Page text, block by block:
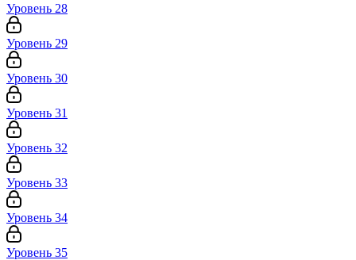
Уровень 28
Уровень 29
Уровень 30
Уровень 31
Уровень 32
Уровень 33
Уровень 34
Уровень 35